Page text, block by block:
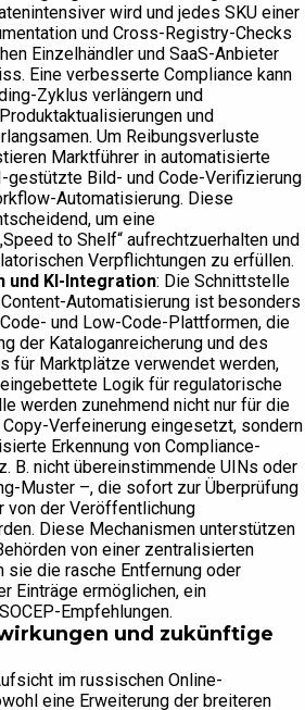
wird und jedes SKU einer
und Cross-Registry-Checks
Einzelhändler und SaaS-Anbieter
Eine verbesserte Compliance kann
Zyklus verlängern und
und
Um Reibungsverluste
Marktführer in automatisierte
gestützte Bild- und Code-Verifizierung
Automatisierung. Diese
um eine
to Shelf“ aufrechtzuerhalten und
Verpflichtungen zu erfüllen.
und KI-Integration: Die Schnittstelle
Automatisierung ist besonders
und Low-Code-Plattformen, die
der Kataloganreicherung und des
für Marktplätze verwendet werden,
Logik für regulatorische
werden zunehmend nicht nur für die
Verfeinerung eingesetzt, sondern
Erkennung von Compliance-
B. nicht übereinstimmende UINs oder
Muster –, die sofort zur Überprüfung
von der Veröffentlichung
Diese Mechanismen unterstützen
von einer zentralisierten
sie die rasche Entfernung oder
Einträge ermöglichen, ein
Empfehlungen.
und zukünftige
im russischen Online-
eine Erweiterung der breiteren